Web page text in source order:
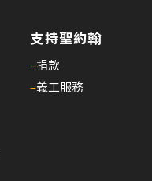
支持聖約翰
–捐款
–義工服務